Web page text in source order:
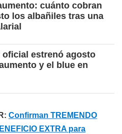
cuánto cobran
los albañiles tras una
oficial estrenó agosto
y el blue en
Confirman TREMENDO
EXTRA para